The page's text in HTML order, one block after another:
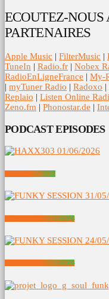
ECOUTEZ-NOUS
PARTENAIRES
Apple Music | FilterMusic |
TuneIn | Radio.fr | Nobex
RadioEnLigneFrance | My-
| myTuner Radio | Radoxo |
Replaio | Listen Online
Zeno.fm | Phonostar.de |
PODCAST EPISODES
HAXX303 01/06/2026
FUNKY SESSION 31/05/2026
FUNKY SESSION 24/05/2026